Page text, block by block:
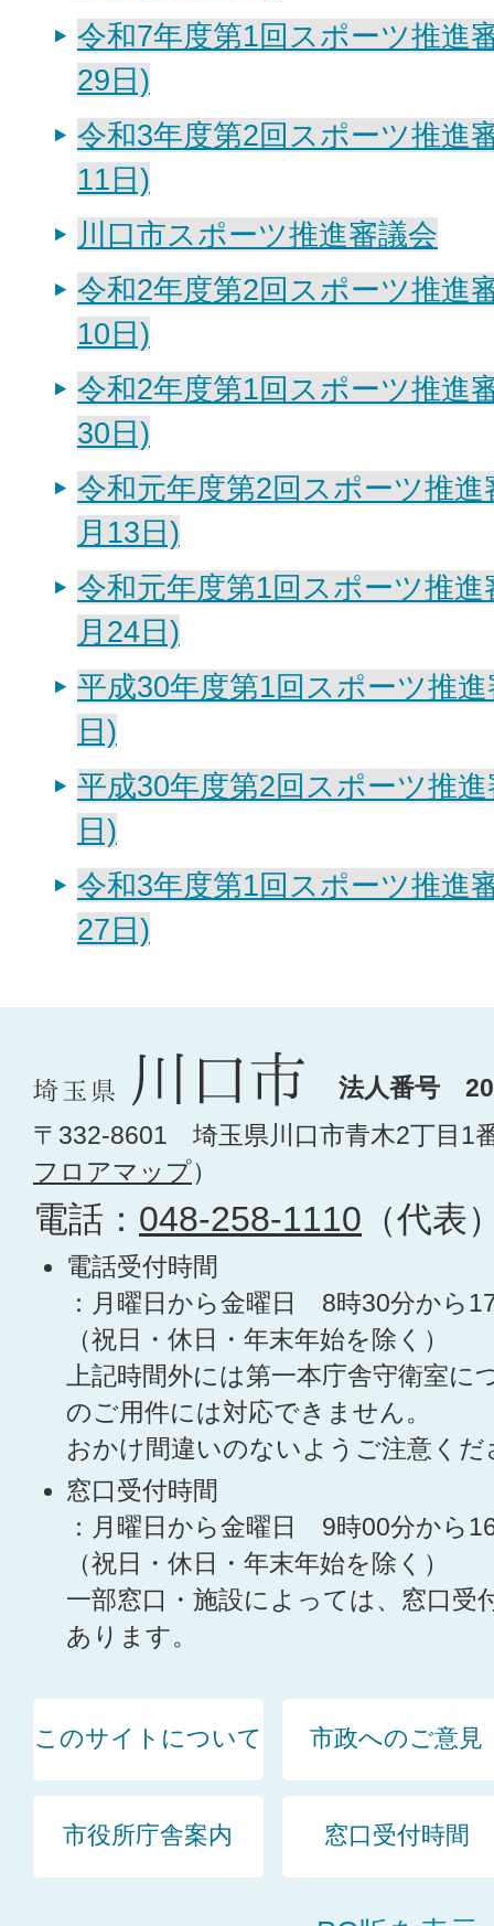
令和7年度第1回スポーツ推進
29日)
令和3年度第2回スポーツ推進
11日)
川口市スポーツ推進審議会
令和2年度第2回スポーツ推進
10日)
令和2年度第1回スポーツ推進
30日)
令和元年度第2回スポーツ推
月13日)
令和元年度第1回スポーツ推
月24日)
平成30年度第1回スポーツ推
日)
平成30年度第2回スポーツ推
日)
令和3年度第1回スポーツ推進
27日)
法人番号
〒332-8601 埼玉県川口市青木2丁目1
フロアマップ）
電話： 048-258-1110 （代表
電話受付時間
：月曜日から金曜日 8時30分から
（祝日・休日・年末年始を除く）
上記時間外には第一本庁舎守衛室に
のご用件には対応できません。
おかけ間違いのないようご注意くだ
窓口受付時間
：月曜日から金曜日 9時00分から
（祝日・休日・年末年始を除く）
一部窓口・施設によっては、窓口受
あります。
このサイトについて 市政へのご意見
市役所庁舎案内 窓口受付時間